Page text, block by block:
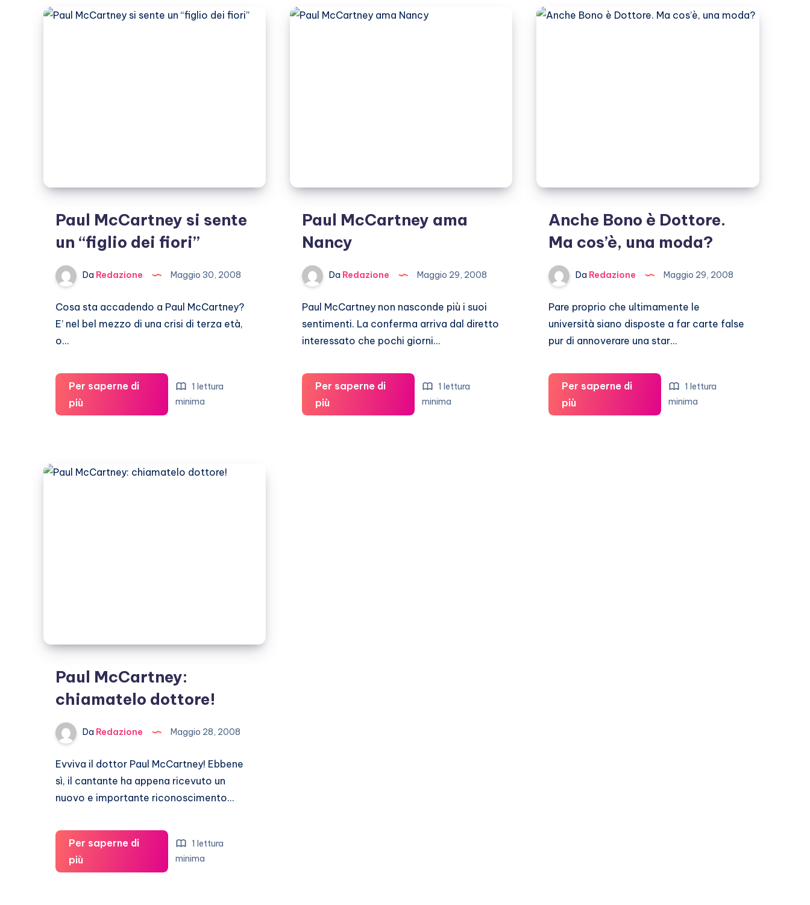
Paul McCartney si sente
un “figlio dei fiori”
Da Redazione Maggio 30, 2008
Cosa sta accadendo a Paul McCartney?
E’ nel bel mezzo di una crisi di terza età,
o…
Per saperne di
piùPaul
McCartney
un
1 lettura
minima
Paul McCartney ama
Nancy
Da Redazione Maggio 29, 2008
Paul McCartney non nasconde più i suoi
sentimenti. La conferma arriva dal diretto
interessato che pochi giorni…
Per saperne di
piùPaul
McCartney
1 lettura
minima
Anche Bono è Dottore.
Ma cos’è, una moda?
Da Redazione Maggio 29, 2008
Pare proprio che ultimamente le
università siano disposte a far carte false
pur di annoverare una star…
Per saperne di
piùAnche
Bono
1 lettura
minima
Paul McCartney:
chiamatelo dottore!
Da Redazione Maggio 28, 2008
Evviva il dottor Paul McCartney! Ebbene
sì, il cantante ha appena ricevuto un
nuovo e importante riconoscimento…
Per saperne di
piùPaul
McCartney:
1 lettura
minima